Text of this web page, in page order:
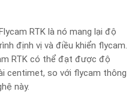
RTK là nó mang lại độ
định vị và điều khiển flycam.
RTK có thể đạt được độ
centimet, so với flycam thông
này.